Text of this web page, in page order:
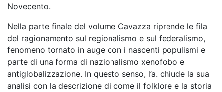
Novecento.
Nella parte finale del volume Cavazza riprende le fila
del ragionamento sul regionalismo e sul federalismo,
fenomeno tornato in auge con i nascenti populismi e
parte di una forma di nazionalismo xenofobo e
antiglobalizzazione. In questo senso, l’a. chiude la sua
analisi con la descrizione di come il folklore e la storia